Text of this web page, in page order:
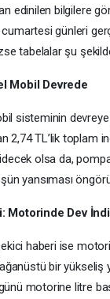
edinilen bilgilere
günleri
tabelalar şu
Mobil Devrede
sisteminin
2,74 TL’lik toplam
olsa da,
yansıması
Motorinde Dev
haberi ise
bir yükseliş
motorine litre